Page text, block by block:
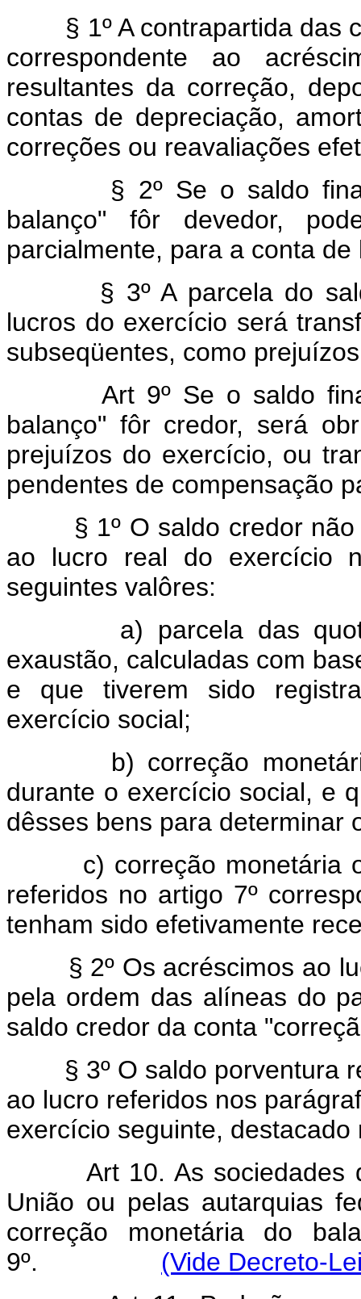
§ 1º A contrapartida das
correspondente ao
resultantes da correção,
contas de depreciação,
correções ou reavaliações
§ 2º Se o saldo final
balanço" fôr devedor,
parcialmente, para a conta
§ 3º A parcela do saldo
lucros do exercício será
subseqüentes, como
Art 9º Se o saldo
balanço" fôr credor, será
prejuízos do exercício, ou
pendentes de compensação
§ 1º O saldo credor não
ao lucro real do exercício
seguintes valôres:
a) parcela das quotas
exaustão, calculadas com
e que tiverem sido
exercício social;
b) correção monetária
durante o exercício social, e
dêsses bens para determinar
c) correção monetária ou
referidos no artigo 7º
tenham sido efetivamente
§ 2º Os acréscimos ao
pela ordem das alíneas do
saldo credor da conta
§ 3º O saldo porventura
ao lucro referidos nos
exercício seguinte, destacado
Art 10. As sociedades
União ou pelas autarquias
correção monetária do
9º. (Vide Decreto-